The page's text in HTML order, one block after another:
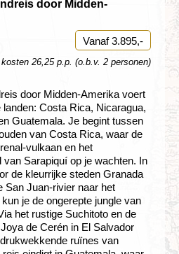
door Midden-
Vanaf 3.895,-
26,25 p.p. (o.b.v. 2 personen)
door Midden-Amerika voert
Costa Rica, Nicaragua,
Guatemala. Je begint tussen
van Costa Rica, waar de
vulkaan en het
Sarapiquí op je wachten. In
de kleurrijke steden Granada
San Juan-rivier naar het
je de ongerepte jungle van
het rustige Suchitoto en de
de Cerén in El Salvador
ruïnes van